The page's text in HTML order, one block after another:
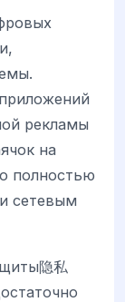
рекламы
на
полностью
сетевым
隐私